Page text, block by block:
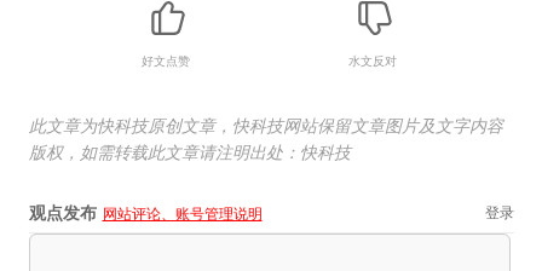
好文点赞 水文反对
此文章为快科技原创文章，快科技网站保留文章图片及文字内容
版权，如需转载此文章请注明出处：快科技
观点发布 网站评论、账号管理说明 登录